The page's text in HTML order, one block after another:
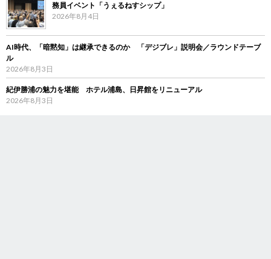
務員イベント「うぇるねすシップ」
2026年8月4日
AI時代、「暗黙知」は継承できるのか 「デジブレ」説明会／ラウンドテーブ
ル
2026年8月3日
紀伊勝浦の魅力を堪能 ホテル浦島、日昇館をリニューアル
2026年8月3日